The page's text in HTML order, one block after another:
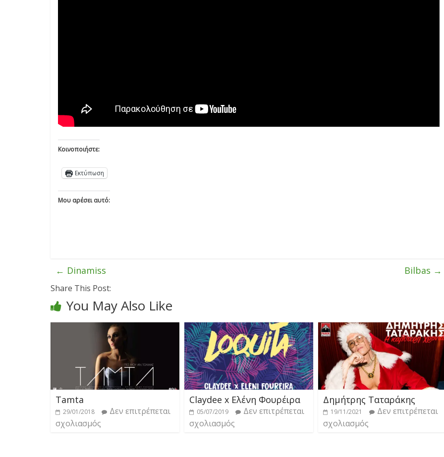
Κοινοποιήστε:
Εκτύπωση
Μου αρέσει αυτό:
← Dinamiss Bilbas →
Share This Post:
You May Also Like
Tamta
29/01/2018
Δεν επιτρέπεται
σχολιασμός
Claydee x Ελένη Φουρέιρα
05/07/2019
Δεν επιτρέπεται
σχολιασμός
Δημήτρης Ταταράκης
19/11/2021
Δεν επιτρέπεται
σχολιασμός